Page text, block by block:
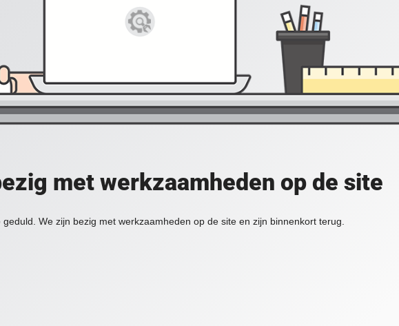
met werkzaamheden op de site
geduld. We zijn bezig met werkzaamheden op de site en zijn binnenkort terug.